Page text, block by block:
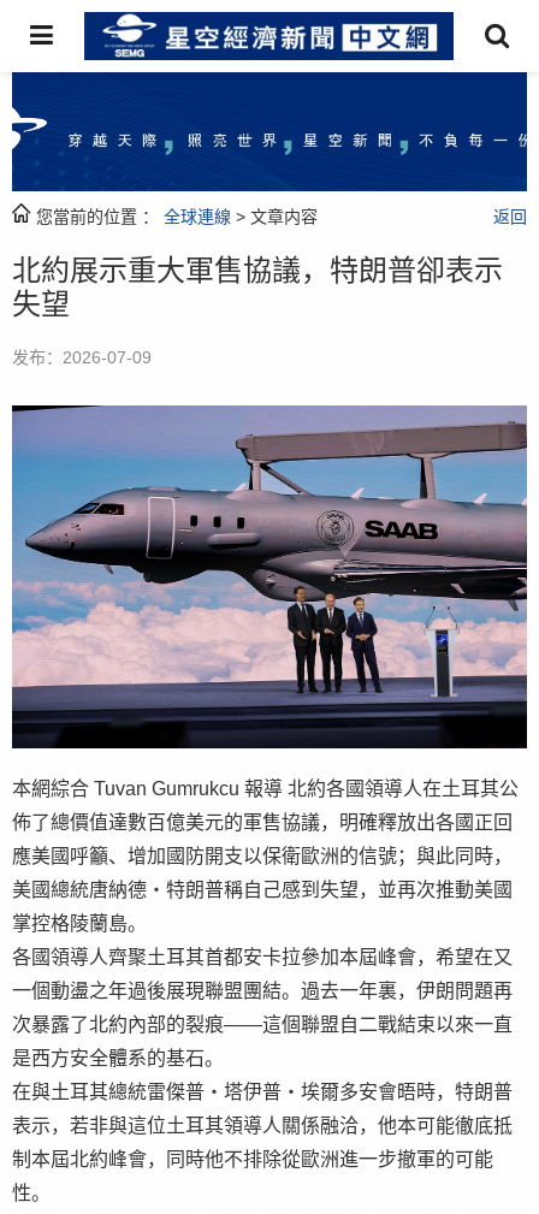
您當前的位置 ： 全球連線 > 文章内容 返回
北約展示重大軍售協議，特朗普卻表示
失望
发布：2026-07-09
本網綜合 Tuvan Gumrukcu 報導 北約各國領導人在土耳其公
佈了總價值達數百億美元的軍售協議，明確釋放出各國正回
應美國呼籲、增加國防開支以保衛歐洲的信號；與此同時，
美國總統唐納德・特朗普稱自己感到失望，並再次推動美國
掌控格陵蘭島。
各國領導人齊聚土耳其首都安卡拉參加本屆峰會，希望在又
一個動盪之年過後展現聯盟團結。過去一年裏，伊朗問題再
次暴露了北約內部的裂痕——這個聯盟自二戰結束以來一直
是西方安全體系的基石。
在與土耳其總統雷傑普・塔伊普・埃爾多安會晤時，特朗普
表示，若非與這位土耳其領導人關係融洽，他本可能徹底抵
制本屆北約峰會，同時他不排除從歐洲進一步撤軍的可能
性。